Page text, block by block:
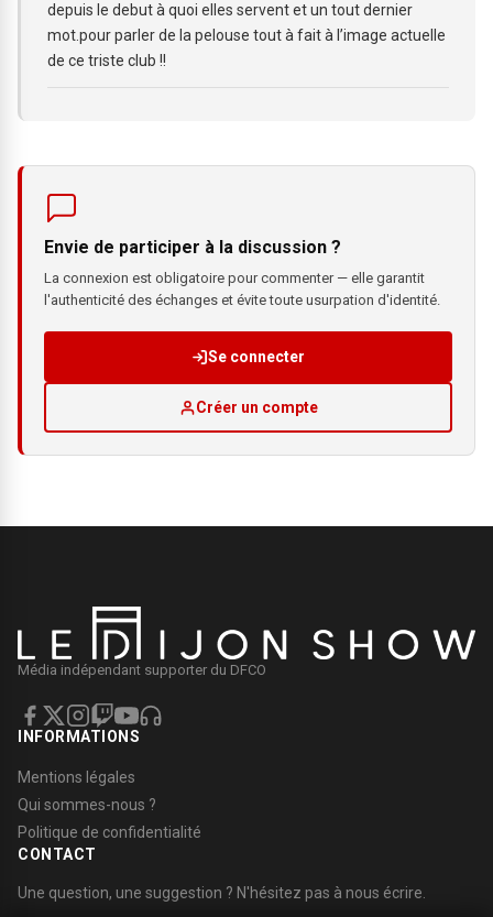
depuis le debut à quoi elles servent et un tout dernier
mot.pour parler de la pelouse tout à fait à l’image actuelle
de ce triste club !!
Envie de participer à la discussion ?
La connexion est obligatoire pour commenter — elle garantit
l'authenticité des échanges et évite toute usurpation d'identité.
Se connecter
Créer un compte
Média indépendant supporter du DFCO
INFORMATIONS
Mentions légales
Qui sommes-nous ?
Politique de confidentialité
CONTACT
Une question, une suggestion ? N'hésitez pas à nous écrire.